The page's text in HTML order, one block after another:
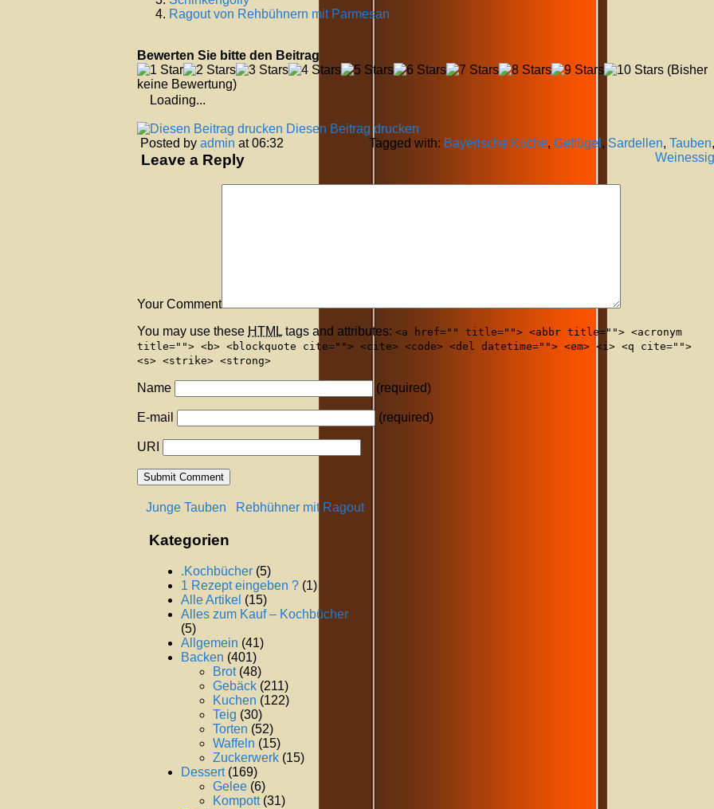
Ragout von Rehbühnern mit Parmesan
Bewerten Sie bitte den Beitrag
(Bisher
keine Bewertung)
Loading...
Diesen Beitrag drucken
Posted by admin at 06:32 Tagged with: Bayerische Küche, Geflügel , Sardellen, Tauben,
Weinessig
Leave a Reply
Your Comment
You may use these HTML tags and attributes: <a href="" title=""> <abbr title=""> <acronym
title=""> <b> <blockquote cite=""> <cite> <code> <del datetime=""> <em> <i> <q cite="">
<s> <strike> <strong>
Name (required)
E-mail (required)
URI
Junge Tauben Rebhühner mit Ragout
Kategorien
.Kochbücher (5)
1 Rezept eingeben ? (1)
Alle Artikel (15)
Alles zum Kauf – Kochbücher
(5)
Allgemein (41)
Backen (401)
Brot(48)
Gebäck (211)
Kuchen (122)
Teig (30)
Torten (52)
Waffeln (15)
Zuckerwerk (15)
Dessert(169)
Gelee (6)
Kompott(31)